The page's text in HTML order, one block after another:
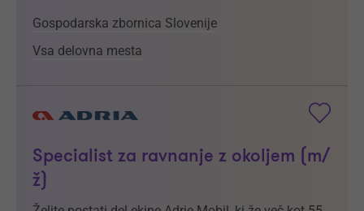
Gospodarska zbornica Slovenije
Vsa delovna mesta
Specialist za ravnanje z okoljem (m/
ž)